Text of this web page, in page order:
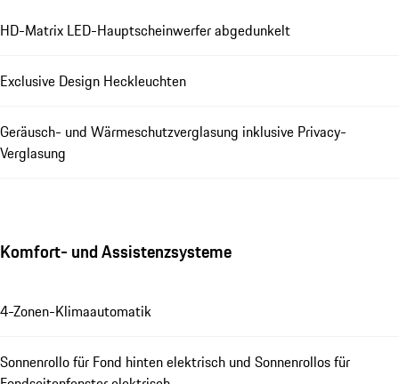
HD-Matrix LED-Hauptscheinwerfer abgedunkelt
Exclusive Design Heckleuchten
Geräusch- und Wärmeschutzverglasung inklusive Privacy-
Verglasung
Komfort- und Assistenzsysteme
4-Zonen-Klimaautomatik
Sonnenrollo für Fond hinten elektrisch und Sonnenrollos für